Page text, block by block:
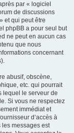
par « logiciel
de discussions
» et qui peut être
phpBB a pour seul but
ne peut en aucun cas
que nous
concernant
abusif, obscène,
etc. qui pourrait
lequel le serveur de
Si vous ne respectez
immédiat et
d’accès à
les messages est